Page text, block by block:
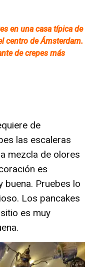
en una casa típica de
centro de Ámsterdam.
de crepes más
de
las escaleras
mezcla de olores
es
buena. Pruebes lo
Los pancakes
es muy